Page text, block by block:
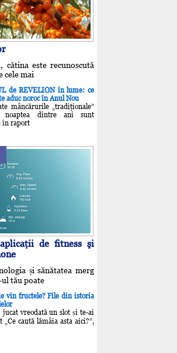
cătina este recunoscută
cele mai
de REVELION în lume: ce
aduc noroc în Anul Nou
mâncărurile „tradiţionale”
noaptea dintre ani sunt
în raport
de fitness şi
și sănătatea merg
tău poate
vin fructele? File din istoria
jucat vreodată un slot și te-ai
„Ce caută lămâia asta aici?”,